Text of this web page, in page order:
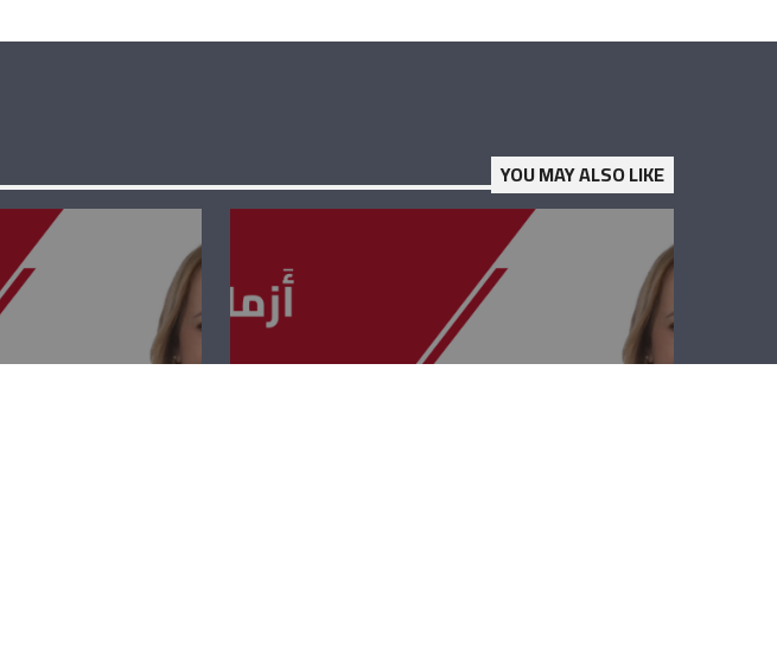
YOU MAY ALSO LIKE